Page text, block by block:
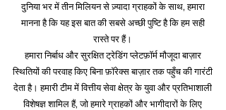
दुनिया भर में तीन मिलियन से ज़्यादा ग्राहकों के साथ, हमारा
मानना है कि यह इस बात की सबसे अच्छी पुष्टि है कि हम सही
रास्ते पर हैं।
हमारा निर्बाध और सुरक्षित ट्रेडिंग प्लेटफ़ॉर्म मौजूदा बाज़ार
स्थितियों की परवाह किए बिना फ़ॉरेक्स बाज़ार तक पहुँच की गारंटी
देता है। हमारी टीम में वित्तीय सेवा क्षेत्र के युवा और प्रतिभाशाली
विशेषज्ञ शामिल हैं, जो हमारे ग्राहकों और भागीदारों के लिए